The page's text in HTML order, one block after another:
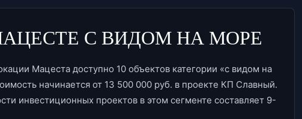
С ВИДОМ НА МОРЕ
Мацеста доступно 10 объектов категории «с видом на
начинается от 13 500 000 руб. в проекте КП Славный.
инвестиционных проектов в этом сегменте составляет 9-